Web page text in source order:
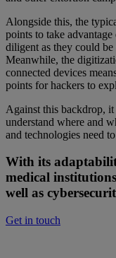
Alongside this, the
points to take
diligent as they could
Meanwhile, the
connected devices
points for hackers to
Against this backdrop,
understand where and
and technologies need
With its
medical
well as
Get in touch